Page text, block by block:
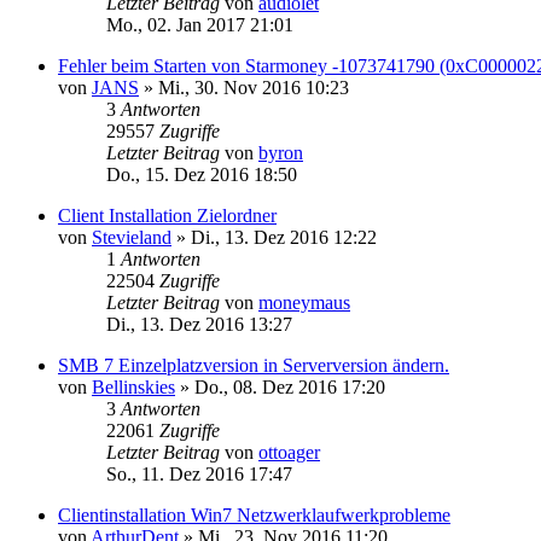
Mo., 02. Jan 2017 21:01
Fehler beim Starten von Starmoney -1073741790
von JANS » Mi., 30. Nov 2016 10:23
3 Antworten
29557 Zugriffe
Letzter Beitrag von byron
Do., 15. Dez 2016 18:50
Client Installation Zielordner
von Stevieland » Di., 13. Dez 2016 12:22
1 Antworten
22504 Zugriffe
Letzter Beitrag von moneymaus
Di., 13. Dez 2016 13:27
SMB 7 Einzelplatzversion in Serverversion ändern.
von Bellinskies » Do., 08. Dez 2016 17:20
3 Antworten
22061 Zugriffe
Letzter Beitrag von ottoager
So., 11. Dez 2016 17:47
Clientinstallation Win7 Netzwerklaufwerkprobleme
von ArthurDent » Mi., 23. Nov 2016 11:20